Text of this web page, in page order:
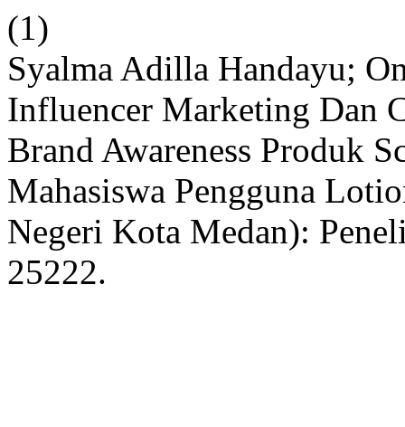
(1)
Syalma Adilla Handayu;
Influencer Marketing Dan
Brand Awareness Produk
Mahasiswa Pengguna
Negeri Kota Medan):
25222.